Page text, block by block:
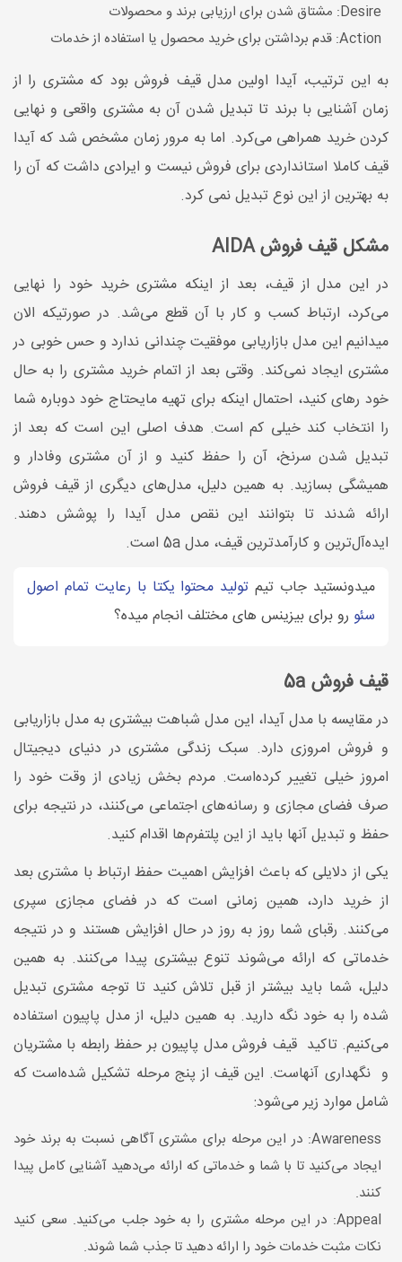
Desire: مشتاق شدن برای ارزیابی برند و محصولات
Action: قدم برداشتن برای خرید محصول یا استفاده از خدمات
به این ترتیب، آیدا اولین مدل قیف فروش بود که مشتری را از
زمان آشنایی با برند تا تبدیل شدن آن به مشتری واقعی و نهایی
کردن خرید همراهی می‌کرد. اما به مرور زمان مشخص شد که آیدا
قیف کاملا استانداردی برای فروش نیست و ایرادی داشت که آن را
به بهترین از این نوع تبدیل نمی کرد.
مشکل قیف فروش AIDA
در این مدل از قیف، بعد از اینکه مشتری خرید خود را نهایی
می‌کرد، ارتباط کسب و کار با آن قطع می‌شد. در صورتیکه الان
میدانیم این مدل بازاریابی موفقیت چندانی ندارد و حس خوبی در
مشتری ایجاد نمی‌کند. وقتی بعد از اتمام خرید مشتری را به حال
خود رهای کنید، احتمال اینکه برای تهیه مایحتاج خود دوباره شما
را انتخاب کند خیلی کم است. هدف اصلی این است که بعد از
تبدیل شدن سرنخ، آن را حفظ کنید و از آن مشتری وفادار و
همیشگی بسازید. به همین دلیل، مدل‌های دیگری از قیف فروش
ارائه شدند تا بتوانند این نقص مدل آیدا را پوشش دهند.
ایده‌آل‌ترین و کارآمدترین قیف، مدل 5a است.
میدونستید جاب تیم تولید محتوا یکتا با رعایت تمام اصول
سئو رو برای بیزینس های مختلف انجام میده؟
قیف فروش 5a
در مقایسه با مدل آیدا، این مدل شباهت بیشتری به مدل بازاریابی
و فروش امروزی دارد. سبک زندگی مشتری در دنیای دیجیتال
امروز خیلی تغییر کرده‌است. مردم بخش زیادی از وقت خود را
صرف فضای مجازی و رسانه‌های اجتماعی می‌کنند، در نتیجه برای
حفظ و تبدیل آنها باید از این پلتفرم‌ها اقدام کنید.
یکی از دلایلی که باعث افزایش اهمیت حفظ ارتباط با مشتری بعد
از خرید دارد، همین زمانی است که در فضای مجازی سپری
می‌کنند. رقبای شما روز به روز در حال افزایش هستند و در نتیجه
خدماتی که ارائه می‌شوند تنوع بیشتری پیدا می‌کنند. به همین
دلیل، شما باید بیشتر از قبل تلاش کنید تا توجه مشتری تبدیل
شده را به خود نگه دارید. به همین دلیل، از مدل پاپیون استفاده
می‌کنیم. تاکید قیف فروش مدل پاپیون بر حفظ رابطه با مشتریان
و نگهداری آنهاست. این قیف از پنج مرحله تشکیل شده‌است که
شامل موارد زیر می‌شود:
Awareness: در این مرحله برای مشتری آگاهی نسبت به برند خود
ایجاد می‌کنید تا با شما و خدماتی که ارائه می‌دهید آشنایی کامل پیدا
کنند.
Appeal: در این مرحله مشتری را به خود جلب می‌کنید. سعی کنید
نکات مثبت خدمات خود را ارائه دهید تا جذب شما شوند.